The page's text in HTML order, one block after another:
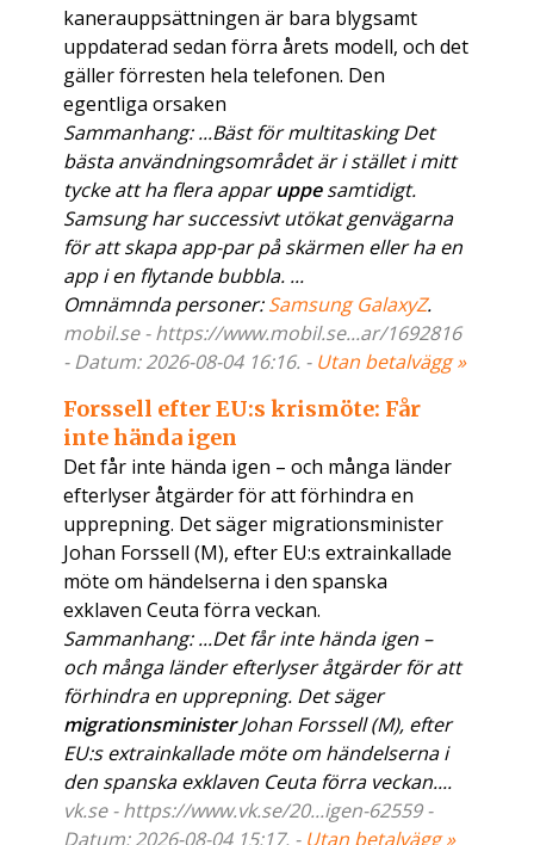
kanerauppsättningen är bara blygsamt
uppdaterad sedan förra årets modell, och det
gäller förresten hela telefonen. Den
egentliga orsaken
Sammanhang: ...Bäst för multitasking Det
bästa användningsområdet är i stället i mitt
tycke att ha flera apparuppesamtidigt.
Samsung har successivt utökat genvägarna
för att skapa app-par på skärmen eller ha en
app i en flytande bubbla. ...
Omnämnda personer:Samsung GalaxyZ.
mobil.se - https://www.mobil.se...ar/1692816
- Datum: 2026-08-04 16:16. - Utan betalvägg »
Forssell efter EU:s krismöte: Får
inte hända igen
Det får inte hända igen – och många länder
efterlyser åtgärder för att förhindra en
upprepning. Det säger migrationsminister
Johan Forssell (M), efter EU:s extrainkallade
möte om händelserna i den spanska
exklaven Ceuta förra veckan.
Sammanhang: ...Det får inte hända igen –
och många länder efterlyser åtgärder för att
förhindra en upprepning. Det säger
migrationsministerJohan Forssell (M), efter
EU:s extrainkallade möte om händelserna i
den spanska exklaven Ceuta förra veckan....
vk.se - https://www.vk.se/20...igen-62559 -
Datum: 2026-08-04 15:17. - Utan betalvägg »